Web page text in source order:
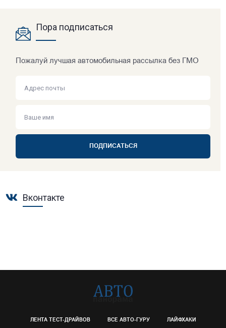
Пора подписаться
Пожалуй лучшая автомобильная рассылка без ГМО
ПОДПИСАТЬСЯ
Вконтакте
ЛЕНТА ТЕСТ-ДРАЙВОВ ВСЕ АВТО-ГУРУ ЛАЙФХАКИ